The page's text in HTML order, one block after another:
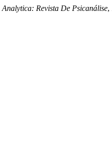
Analytica: Revista De Psicanálise,